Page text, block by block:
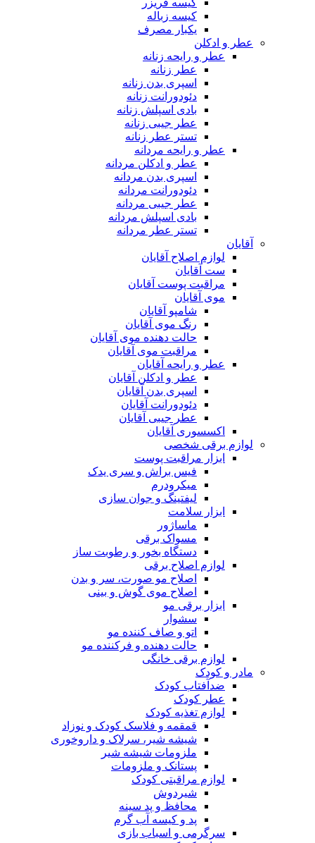
کیسه زباله
یکبار مصرف
عطر و ادکلن
عطر و رایحه زنانه
عطر زنانه
اسپری بدن زنانه
دئودورانت زنانه
بادی اسپلش زنانه
عطر جیبی زنانه
تستر عطر زنانه
عطر و رایحه مردانه
عطر و ادکلن مردانه
اسپری بدن مردانه
دئودورانت مردانه
عطر جیبی مردانه
بادی اسپلش مردانه
تستر عطر مردانه
آقایان
لوازم اصلاح آقایان
ست آقایان
مراقبت پوست آقایان
موی آقایان
شامپو آقایان
رنگ موی آقایان
حالت دهنده موی آقایان
مراقبت موی آقایان
عطر و رایحه آقایان
عطر و ادکلن آقایان
اسپری بدن آقایان
دئودورانت آقایان
عطر جیبی آقایان
اکسسوری آقایان
لوازم برقی شخصی
ابزار مراقبت پوست
فیس براش و سری یدک
میکرودرم
لیفتینگ و جوان سازی
ابزار سلامت
ماساژور
مسواک برقی
دستگاه بخور و رطوبت ساز
لوازم اصلاح برقی
اصلاح مو صورت، سر و بدن
اصلاح موی گوش و بینی
ابزار برقی مو
سشوار
اتو و صاف کننده مو
حالت دهنده و فرکننده مو
لوازم برقی خانگی
مادر و کودک
ضدآفتاب کودک
عطر کودک
لوازم تغذیه کودک
قمقمه و فلاسک کودک و نوزاد
شیشه شیر، سرلاک و داروخوری
ملزومات شیشه شیر
پستانک و ملزومات
لوازم مراقبتی کودک
شیردوش
محافظ و پد سینه
پد و کیسه آب گرم
سرگرمی و اسباب بازی